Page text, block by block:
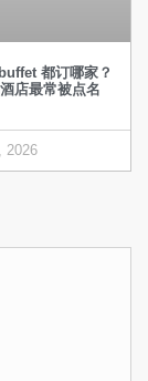
都订哪家？
店最常被点名
2026